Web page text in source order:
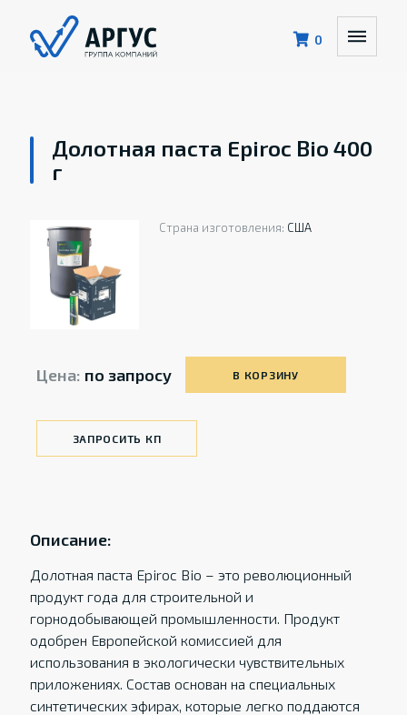
0
Долотная паста Epiroc Bio 400
г
Страна изготовления: США
Цена: по запросу В КОРЗИНУ
ЗАПРОСИТЬ КП
Описание:
Долотная паста Epiroc Bio – это революционный
продукт года для строительной и
горнодобывающей промышленности. Продукт
одобрен Европейской комиссией для
использования в экологически чувствительных
приложениях. Состав основан на специальных
синтетических эфирах, которые легко поддаются